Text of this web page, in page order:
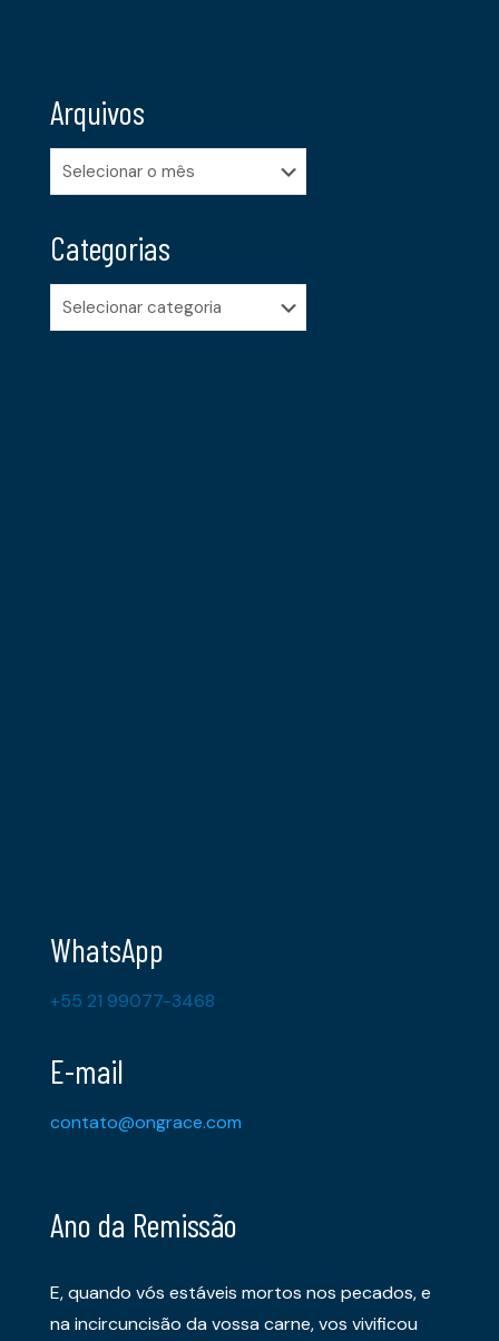
Arquivos
Arquivos
Categorias
Categorias
WhatsApp
+55 21 99077-3468
E-mail
contato@ongrace.com
Ano da Remissão
E, quando vós estáveis mortos nos pecados, e
na incircuncisão da vossa carne, vos vivificou